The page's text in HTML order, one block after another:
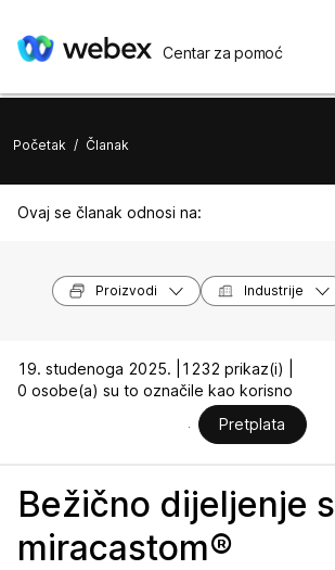
Centar za pomoć
Početak / Članak
Ovaj se članak odnosi na:
Proizvodi Industrije
19. studenoga 2025. |
1232 prikaz(i) |
0 osobe(a) su to označile kao korisno
Pretplata
Bežično dijeljenje s
miracastom®